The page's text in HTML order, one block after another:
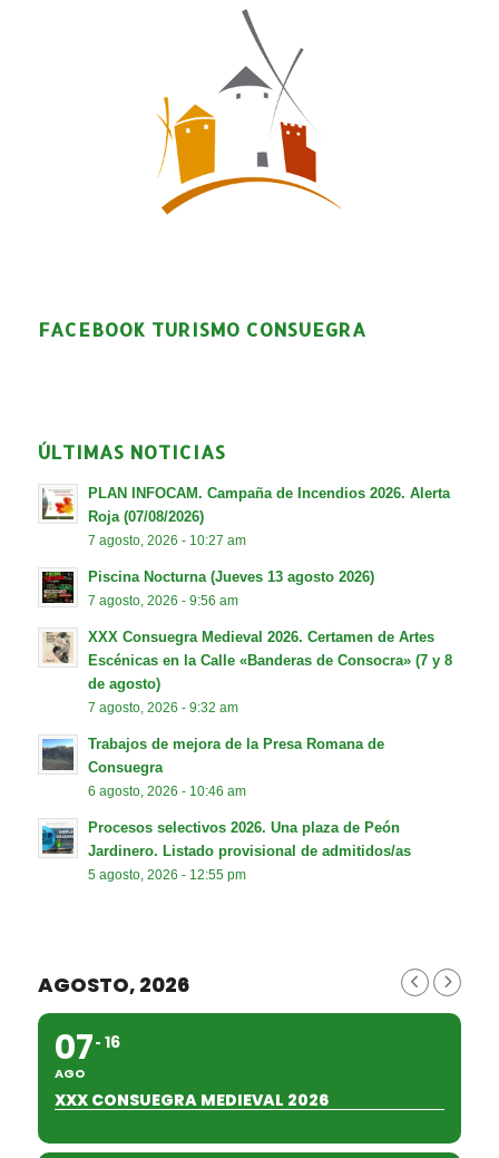
FACEBOOK TURISMO CONSUEGRA
ÚLTIMAS NOTICIAS
PLAN INFOCAM. Campaña de Incendios 2026. Alerta
Roja (07/08/2026)
7 agosto, 2026 - 10:27 am
Piscina Nocturna (Jueves 13 agosto 2026)
7 agosto, 2026 - 9:56 am
XXX Consuegra Medieval 2026. Certamen de Artes
Escénicas en la Calle «Banderas de Consocra» (7 y 8
de agosto)
7 agosto, 2026 - 9:32 am
Trabajos de mejora de la Presa Romana de
Consuegra
6 agosto, 2026 - 10:46 am
Procesos selectivos 2026. Una plaza de Peón
Jardinero. Listado provisional de admitidos/as
5 agosto, 2026 - 12:55 pm
AGOSTO, 2026
07
AGO
16
XXX CONSUEGRA MEDIEVAL 2026